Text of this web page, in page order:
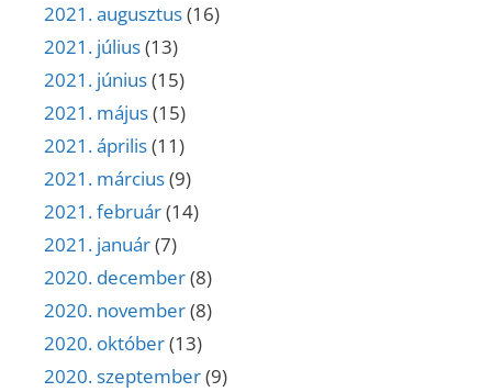
2021. augusztus(16)
2021. július(13)
2021. június(15)
2021. május(15)
2021. április(11)
2021. március(9)
2021. február(14)
2021. január(7)
2020. december(8)
2020. november(8)
2020. október(13)
2020. szeptember(9)